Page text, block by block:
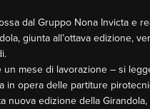
dal Gruppo Nona Invicta e
giunta all’ottava edizione,
un mese di lavorazione – si
in opera delle partiture
nuova edizione della